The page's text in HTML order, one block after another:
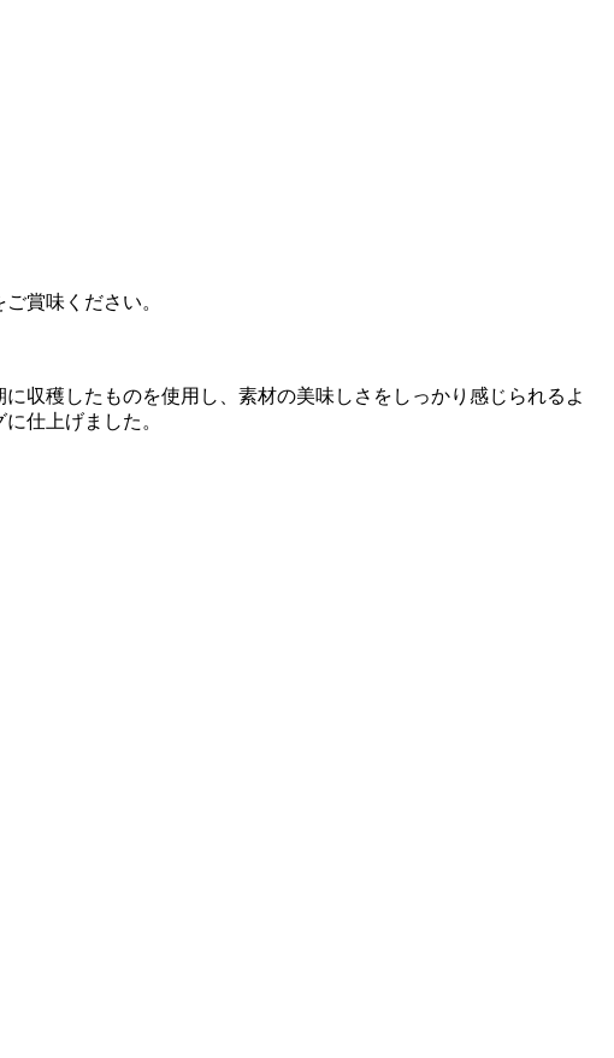
賞味ください。
収穫したものを使用し、素材の美味しさをしっかり感じられるよ
仕上げました。